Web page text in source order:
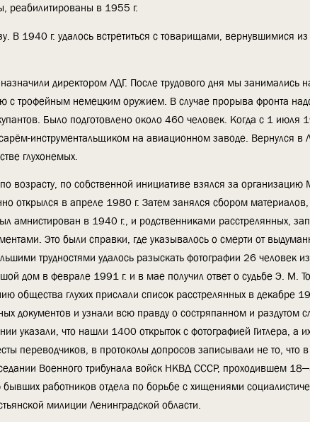
реабилитированы в 1955 г.
В 1940 г. удалось встретиться с товарищами, вернувшимися
директором ЛДГ. После трудового дня мы занимались
с трофейным немецким оружием. В случае прорыва фронта
Было подготовлено около 460 человек. Когда с 1 июля
инструментальщиком на авиационном заводе. Вернулся
глухонемых.
возрасту, по собственной инициативе взялся за
открылся в апреле 1980 г. Затем занялся сбором
амнистирован в 1940 г., и родственниками расстрелянных,
Это были справки, где указывалось о смерти от
трудностями удалось разыскать фотографии 26 человек
дом в феврале 1991 г. и в мае получил ответ о судьбе Э. М.
общества глухих прислали список расстрелянных в декабре
документов и узнали всю правду о состряпанном и раздутом
указали, что нашли 1400 открыток с фотографией Гитлера, а
переводчиков, в протоколы допросов записывали не то, что
Военного трибунала войск НКВД СССР, проходившем
работников отдела по борьбе с хищениями
милиции Ленинградской области.